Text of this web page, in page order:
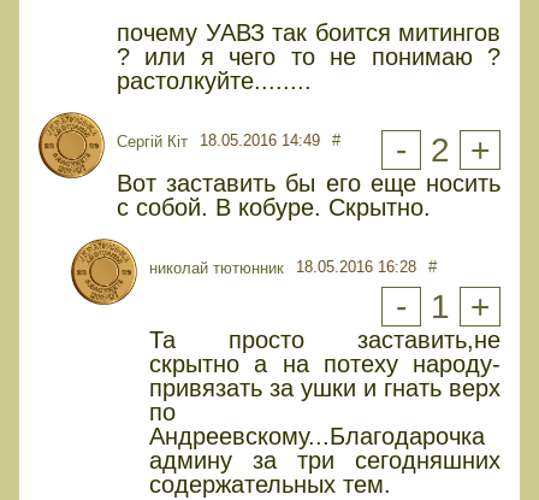
почему УАВЗ так боится митингов
? или я чего то не понимаю ?
растолкуйте........
Сергій Кіт 18.05.2016 14:49 # - 2 +
Вот заставить бы его еще носить
с собой. В кобуре. Скрытно.
николай тютюнник 18.05.2016 16:28 #
- 1 +
Та просто заставить,не
скрытно а на потеху народу-
привязать за ушки и гнать верх
по
Андреевскому...Благодарочка
админу за три сегодняшних
содержательных тем.